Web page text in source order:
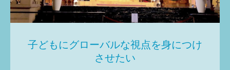
子どもにグローバルな視点を身につけ
させたい